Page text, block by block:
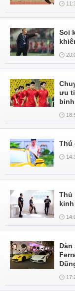
Soi
ưu
Thú
Thủ
Dàn